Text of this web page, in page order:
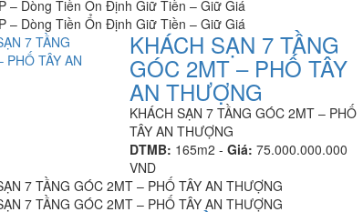
KHÁCH SẠN 7 TẦNG
GÓC 2MT – PHỐ TÂY
AN THƯỢNG
KHÁCH SẠN 7 TẦNG GÓC 2MT – PHỐ
TÂY AN THƯỢNG
DTMB: 165m2 - Giá: 75.000.000.000
VND